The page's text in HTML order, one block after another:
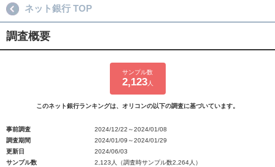
ネット銀行 TOP
調査概要
サンプル数
2,123人
このネット銀行ランキングは、オリコンの以下の調査に基づいています。
事前調査
2024/12/22～2024/01/08
調査期間
2024/01/09～2024/01/29
更新日
2024/06/03
サンプル数
2,123人（調査時サンプル数2,264人）